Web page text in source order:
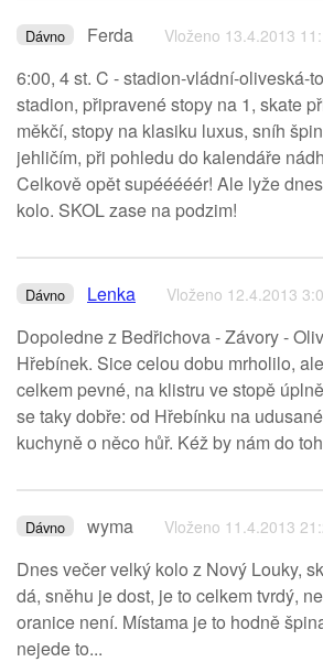
Dávno Ferda Vloženo 13.4.2013
6:00, 4 st. C - stadion-vládní-oliveská-
stadion, připravené stopy na 1, skate
měkčí, stopy na klasiku luxus, sníh
jehličím, při pohledu do kalendáře
Celkově opět supééééér! Ale lyže
kolo. SKOL zase na podzim!
Dávno Lenka Vloženo 12.4.2013
Dopoledne z Bedřichova - Závory -
Hřebínek. Sice celou dobu mrholilo,
celkem pevné, na klistru ve stopě
se taky dobře: od Hřebínku na
kuchyně o něco hůř. Kéž by nám do
Dávno wyma Vloženo 11.4.2013
Dnes večer velký kolo z Nový Louky,
dá, sněhu je dost, je to celkem tvrdý,
oranice není. Místama je to hodně
nejede to...